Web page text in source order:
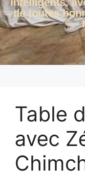
de toutes
Table
avec